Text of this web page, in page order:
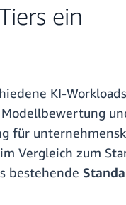
ein
KI-
für
Vergleich zum
bestehende